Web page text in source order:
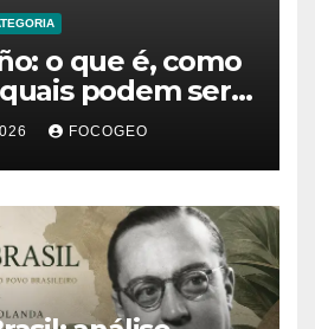
o que é, como
podem ser
desse fenômeno
no Brasil e
FOCOGEO